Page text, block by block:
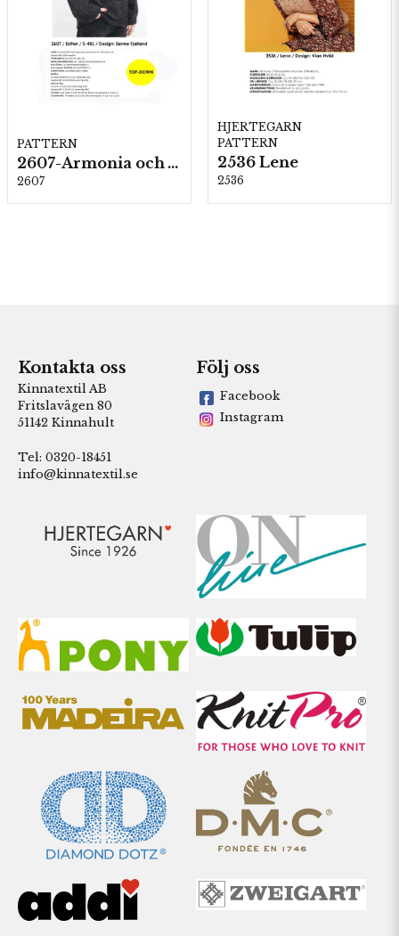
PATTERN
2607-Armonia och Alpaca 400
2607
HJERTEGARN
PATTERN
2536 Lene
2536
Kontakta oss
Kinnatextil AB
Fritslavägen 80
51142 Kinnahult
Tel: 0320-18451
info@kinnatextil.se
Följ oss
Facebook
Instagram